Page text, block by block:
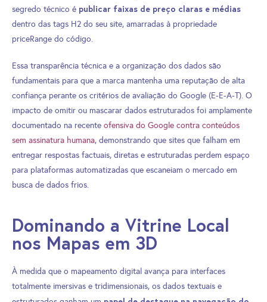
segredo técnico é publicar faixas de preço claras e médias
dentro das tags H2 do seu site, amarradas à propriedade
priceRange do código.
Essa transparência técnica e a organização dos dados são
fundamentais para que a marca mantenha uma reputação de alta
confiança perante os critérios de avaliação do Google (E-E-A-T). O
impacto de omitir ou mascarar dados estruturados foi amplamente
documentado na recente ofensiva do Google contra conteúdos
sem assinatura humana, demonstrando que sites que falham em
entregar respostas factuais, diretas e estruturadas perdem espaço
para plataformas automatizadas que escaneiam o mercado em
busca de dados frios.
Dominando a Vitrine Local
nos Mapas em 3D
À medida que o mapeamento digital avança para interfaces
totalmente imersivas e tridimensionais, os dados textuais e